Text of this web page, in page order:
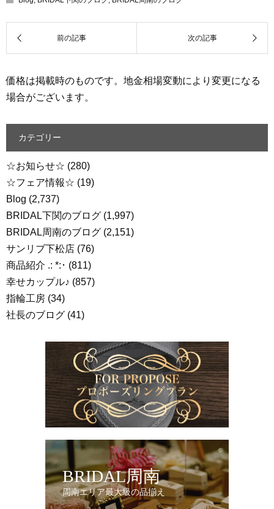
価格は掲載時のものです。地金相場変動により変更になる
場合がございます。
カテゴリー
☆お知らせ☆ (280)
☆フェア情報☆ (19)
Blog (2,737)
BRIDAL下関のブログ (1,997)
BRIDAL周南のブログ (2,151)
サンリブ下松店 (76)
商品紹介 .: *:･ (811)
幸せカップル♪ (857)
指輪工房 (34)
社長のブログ (41)
BRIDAL周南
周南エリア最大級の品揃え